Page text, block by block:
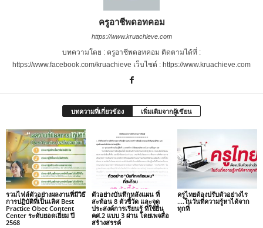
ครูอาชีพดอทคอม
https://www.kruachieve.com
บทความโดย : ครูอาชีพดอทคอม ติดตามได้ที่ :
https://www.facebook.com/kruachieve เว็บไซต์ : https://www.kruachieve.com
บทความที่เกี่ยวข้อง เพิ่มเติมจากผู้เขียน
รวมไฟล์ตัวอย่างผลงานที่มีวิธี
การปฏิบัติที่เป็นเลิศ Best
Practice Obec Content
Center ระดับยอดเยี่ยม ปี
2568
ตัวอย่างบันทึกหลังแผน ที่
สะท้อน 8 ตัวชี้วัด และจุด
ประสงค์การเรียนรู้ ที่ใช้ยื่น
คศ.2 แบบ 3 ผ่าน โดยเพจสื่อ
สร้างสรรค์
ครูไทยต้องปรับตัวอย่างไร
….ในวันที่ความรู้หาได้จาก
ทุกที่